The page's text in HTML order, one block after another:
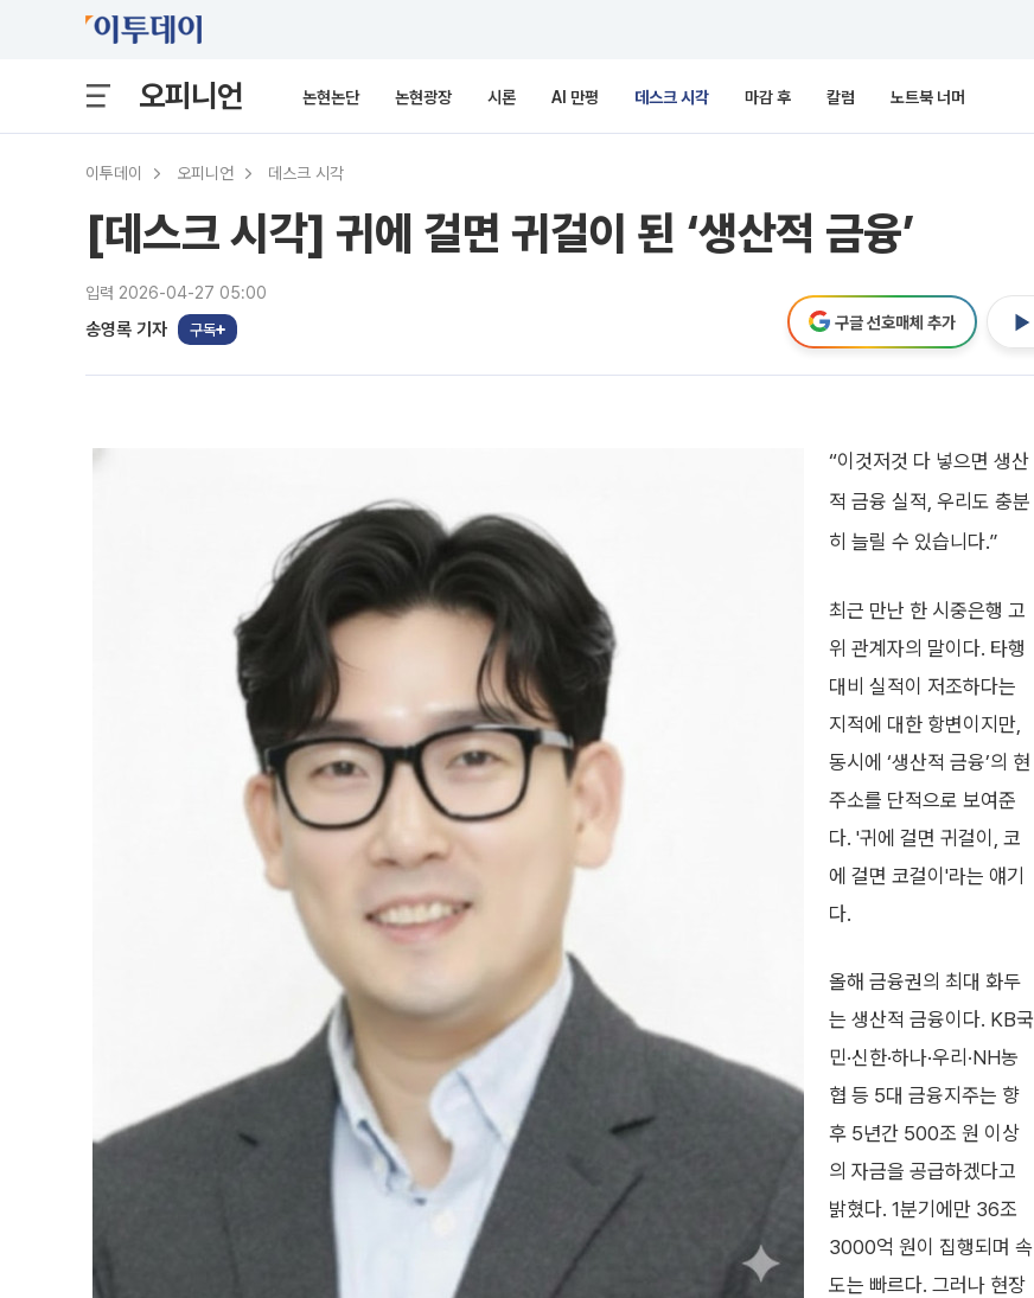
오피니언 논현논단 논현광장 시론 AI 만평 데스크 시각 마감 후 칼럼 노트북 너머
이투데이 오피니언 데스크 시각
[데스크 시각] 귀에 걸면 귀걸이 된 ‘생산적 금융’
입력 2026-04-27 05:00
송영록 기자 구독 구글 선호매체 추가
“이것저것 다 넣으면 생산
적 금융 실적, 우리도 충분
히 늘릴 수 있습니다.”
최근 만난 한 시중은행 고
위 관계자의 말이다. 타행
대비 실적이 저조하다는
지적에 대한 항변이지만,
동시에 ‘생산적 금융’의 현
주소를 단적으로 보여준
다. '귀에 걸면 귀걸이, 코
에 걸면 코걸이'라는 얘기
다.
올해 금융권의 최대 화두
는 생산적 금융이다. KB국
민·신한·하나·우리·NH농
협 등 5대 금융지주는 향
후 5년간 500조 원 이상
의 자금을 공급하겠다고
밝혔다. 1분기에만 36조
3000억 원이 집행되며 속
도는 빠르다. 그러나 현장